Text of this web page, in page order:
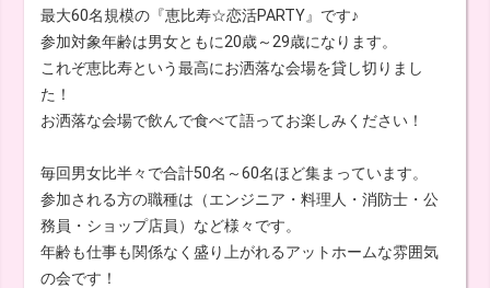
最大60名規模の『恵比寿☆恋活PARTY』です♪
参加対象年齢は男女ともに20歳～29歳になります。
これぞ恵比寿という最高にお洒落な会場を貸し切りまし
た！
お洒落な会場で飲んで食べて語ってお楽しみください！
毎回男女比半々で合計50名～60名ほど集まっています。
参加される方の職種は（エンジニア・料理人・消防士・公
務員・ショップ店員）など様々です。
年齢も仕事も関係なく盛り上がれるアットホームな雰囲気
の会です！